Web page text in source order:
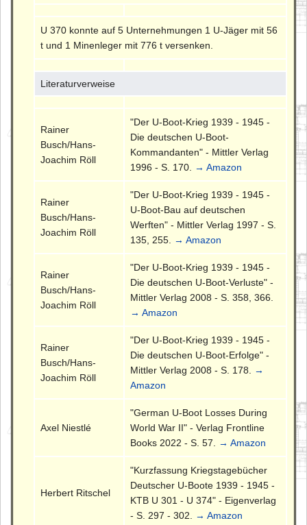
U 370 konnte auf 5 Unternehmungen 1 U-Jäger mit 56
t und 1 Minenleger mit 776 t versenken.
Literaturverweise
Rainer
Busch/Hans-
Joachim Röll
"Der U-Boot-Krieg 1939 - 1945 -
Die deutschen U-Boot-
Kommandanten" - Mittler Verlag
1996 - S. 170.
→ Amazon
Rainer
Busch/Hans-
Joachim Röll
"Der U-Boot-Krieg 1939 - 1945 -
U-Boot-Bau auf deutschen
Werften" - Mittler Verlag 1997 - S.
135, 255.
→ Amazon
Rainer
Busch/Hans-
Joachim Röll
"Der U-Boot-Krieg 1939 - 1945 -
Die deutschen U-Boot-Verluste" -
Mittler Verlag 2008 - S. 358, 366.
→ Amazon
Rainer
Busch/Hans-
Joachim Röll
"Der U-Boot-Krieg 1939 - 1945 -
Die deutschen U-Boot-Erfolge" -
Mittler Verlag 2008 - S. 178.
→
Amazon
Axel Niestlé
"German U-Boot Losses During
World War II" - Verlag Frontline
Books 2022 - S. 57.
→ Amazon
Herbert Ritschel
"Kurzfassung Kriegstagebücher
Deutscher U-Boote 1939 - 1945 -
KTB U 301 - U 374" - Eigenverlag
- S. 297 - 302.
→ Amazon